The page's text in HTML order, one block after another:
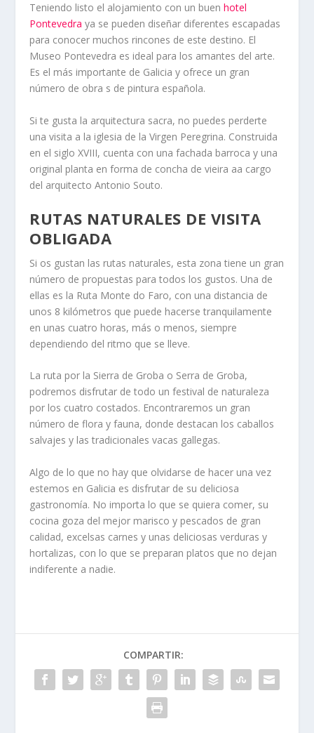
Teniendo listo el alojamiento con un buenhotel
Pontevedra ya se pueden diseñar diferentes escapadas
para conocer muchos rincones de este destino. El
Museo Pontevedra es ideal para los amantes del arte.
Es el más importante de Galicia y ofrece un gran
número de obra s de pintura española.
Si te gusta la arquitectura sacra, no puedes perderte
una visita a la iglesia de la Virgen Peregrina. Construida
en el siglo XVIII, cuenta con una fachada barroca y una
original planta en forma de concha de vieira aa cargo
del arquitecto Antonio Souto.
RUTAS NATURALES DE VISITA
OBLIGADA
Si os gustan las rutas naturales, esta zona tiene un gran
número de propuestas para todos los gustos. Una de
ellas es la Ruta Monte do Faro, con una distancia de
unos 8 kilómetros que puede hacerse tranquilamente
en unas cuatro horas, más o menos, siempre
dependiendo del ritmo que se lleve.
La ruta por la Sierra de Groba o Serra de Groba,
podremos disfrutar de todo un festival de naturaleza
por los cuatro costados. Encontraremos un gran
número de flora y fauna, donde destacan los caballos
salvajes y las tradicionales vacas gallegas.
Algo de lo que no hay que olvidarse de hacer una vez
estemos en Galicia es disfrutar de su deliciosa
gastronomía. No importa lo que se quiera comer, su
cocina goza del mejor marisco y pescados de gran
calidad, excelsas carnes y unas deliciosas verduras y
hortalizas, con lo que se preparan platos que no dejan
indiferente a nadie.
COMPARTIR: